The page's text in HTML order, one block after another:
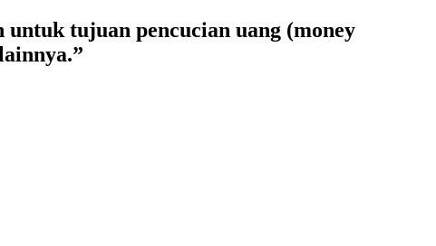
tujuan pencucian uang (money